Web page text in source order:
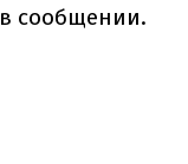
сообщении.